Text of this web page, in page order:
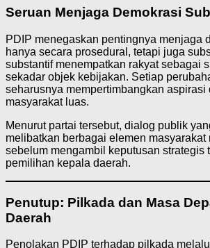
Seruan Menjaga Demokrasi
PDIP menegaskan pentingnya menjaga
hanya secara prosedural, tetapi juga
substantif menempatkan rakyat sebagai
sekadar objek kebijakan. Setiap
seharusnya mempertimbangkan aspirasi
masyarakat luas.
Menurut partai tersebut, dialog publik
melibatkan berbagai elemen masyarakat
sebelum mengambil keputusan strategis
pemilihan kepala daerah.
Penutup: Pilkada dan Masa
Daerah
Penolakan PDIP terhadap pilkada